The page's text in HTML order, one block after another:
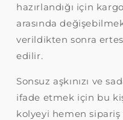
hazırlandığı için
arasında
verildikten sonra
edilir.
Sonsuz aşkınızı ve
ifade etmek için bu
kolyeyi hemen